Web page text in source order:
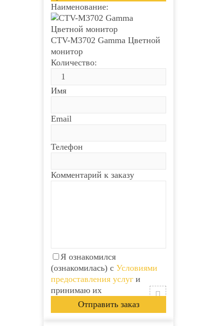
Наименование:
CTV-M3702 Gamma Цветной
монитор
Количество:
Имя
Email
Телефон
Комментарий к заказу
Я ознакомился
(ознакомилась) с Условиями
предоставления услуг и
принимаю их